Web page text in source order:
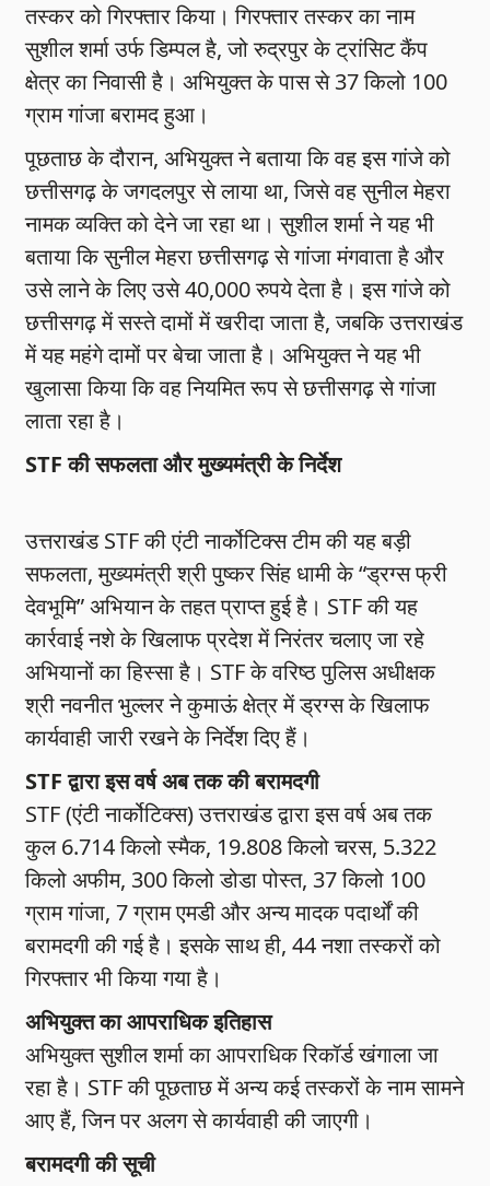
तस्कर को गिरफ्तार किया। गिरफ्तार तस्कर का नाम
सुशील शर्मा उर्फ डिम्पल है, जो रुद्रपुर के ट्रांसिट कैंप
क्षेत्र का निवासी है। अभियुक्त के पास से 37 किलो 100
ग्राम गांजा बरामद हुआ।
पूछताछ के दौरान, अभियुक्त ने बताया कि वह इस गांजे को
छत्तीसगढ़ के जगदलपुर से लाया था, जिसे वह सुनील मेहरा
नामक व्यक्ति को देने जा रहा था। सुशील शर्मा ने यह भी
बताया कि सुनील मेहरा छत्तीसगढ़ से गांजा मंगवाता है और
उसे लाने के लिए उसे 40,000 रुपये देता है। इस गांजे को
छत्तीसगढ़ में सस्ते दामों में खरीदा जाता है, जबकि उत्तराखंड
में यह महंगे दामों पर बेचा जाता है। अभियुक्त ने यह भी
खुलासा किया कि वह नियमित रूप से छत्तीसगढ़ से गांजा
लाता रहा है।
STF की सफलता और मुख्यमंत्री के निर्देश
उत्तराखंड STF की एंटी नार्कोटिक्स टीम की यह बड़ी
सफलता, मुख्यमंत्री श्री पुष्कर सिंह धामी के “ड्रग्स फ्री
देवभूमि” अभियान के तहत प्राप्त हुई है। STF की यह
कार्रवाई नशे के खिलाफ प्रदेश में निरंतर चलाए जा रहे
अभियानों का हिस्सा है। STF के वरिष्ठ पुलिस अधीक्षक
श्री नवनीत भुल्लर ने कुमाऊं क्षेत्र में ड्रग्स के खिलाफ
कार्यवाही जारी रखने के निर्देश दिए हैं।
STF द्वारा इस वर्ष अब तक की बरामदगी
STF (एंटी नार्कोटिक्स) उत्तराखंड द्वारा इस वर्ष अब तक
कुल 6.714 किलो स्मैक, 19.808 किलो चरस, 5.322
किलो अफीम, 300 किलो डोडा पोस्त, 37 किलो 100
ग्राम गांजा, 7 ग्राम एमडी और अन्य मादक पदार्थों की
बरामदगी की गई है। इसके साथ ही, 44 नशा तस्करों को
गिरफ्तार भी किया गया है।
अभियुक्त का आपराधिक इतिहास
अभियुक्त सुशील शर्मा का आपराधिक रिकॉर्ड खंगाला जा
रहा है। STF की पूछताछ में अन्य कई तस्करों के नाम सामने
आए हैं, जिन पर अलग से कार्यवाही की जाएगी।
बरामदगी की सूची